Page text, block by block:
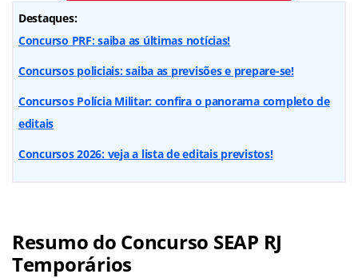
Destaques:
Concurso PRF: saiba as últimas notícias!
Concursos policiais: saiba as previsões e prepare-se!
Concursos Polícia Militar: confira o panorama completo de
editais
Concursos 2026: veja a lista de editais previstos!
Resumo do Concurso SEAP RJ
Temporários